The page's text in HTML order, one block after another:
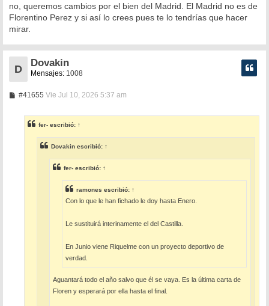
no, queremos cambios por el bien del Madrid. El Madrid no es de
Florentino Perez y si así lo crees pues te lo tendrías que hacer
mirar.
D
Dovakin
Mensajes: 1008
#41655M
a
j
e
Vie Jul 10, 2026 5:37 am
fer- escribió: ↑
Dovakin escribió: ↑
fer- escribió: ↑
ramones escribió: ↑
Con lo que le han fichado le doy hasta Enero.
Le sustituirá interinamente el del Castilla.
En Junio viene Riquelme con un proyecto deportivo de
verdad.
Aguantará todo el año salvo que él se vaya. Es la última carta de
Floren y esperará por ella hasta el final.